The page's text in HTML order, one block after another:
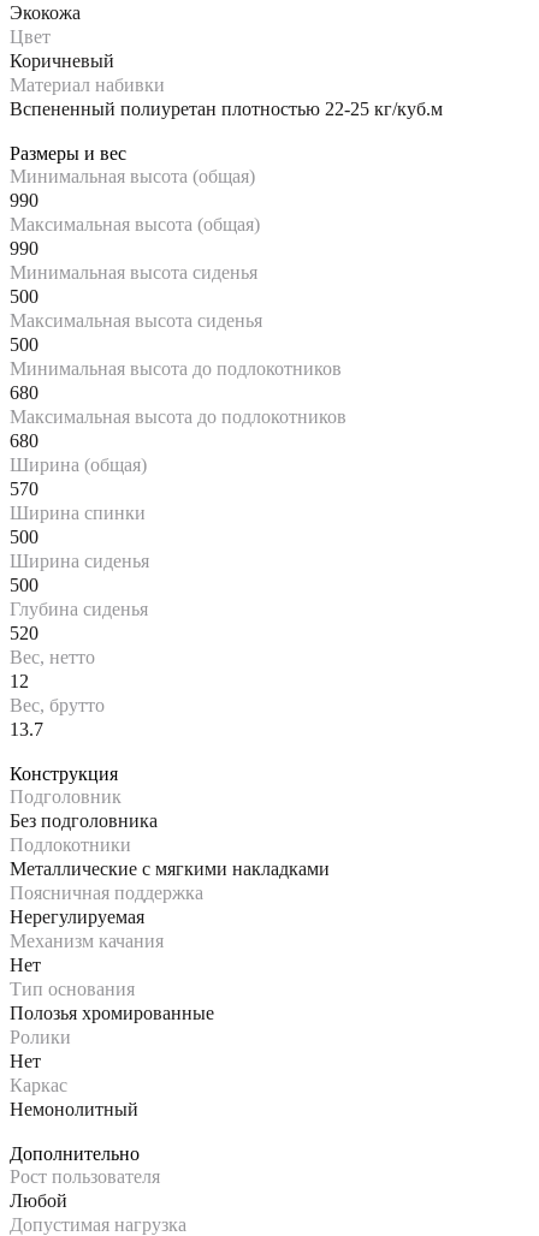
Экокожа
Цвет
Коричневый
Материал набивки
Вспененный полиуретан плотностью 22-25 кг/куб.м
Размеры и вес
Минимальная высота (общая)
990
Максимальная высота (общая)
990
Минимальная высота сиденья
500
Максимальная высота сиденья
500
Минимальная высота до подлокотников
680
Максимальная высота до подлокотников
680
Ширина (общая)
570
Ширина спинки
500
Ширина сиденья
500
Глубина сиденья
520
Вес, нетто
12
Вес, брутто
13.7
Конструкция
Подголовник
Без подголовника
Подлокотники
Металлические с мягкими накладками
Поясничная поддержка
Нерегулируемая
Механизм качания
Нет
Тип основания
Полозья хромированные
Ролики
Нет
Каркас
Немонолитный
Дополнительно
Рост пользователя
Любой
Допустимая нагрузка